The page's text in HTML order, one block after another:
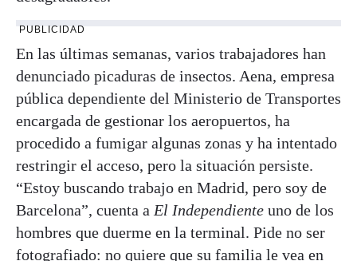
PUBLICIDAD
En las últimas semanas, varios trabajadores han
denunciado picaduras de insectos. Aena, empresa
pública dependiente del Ministerio de Transportes
encargada de gestionar los aeropuertos, ha
procedido a fumigar algunas zonas y ha intentado
restringir el acceso, pero la situación persiste.
“Estoy buscando trabajo en Madrid, pero soy de
Barcelona”, cuenta a El Independiente uno de los
hombres que duerme en la terminal. Pide no ser
fotografiado: no quiere que su familia le vea en